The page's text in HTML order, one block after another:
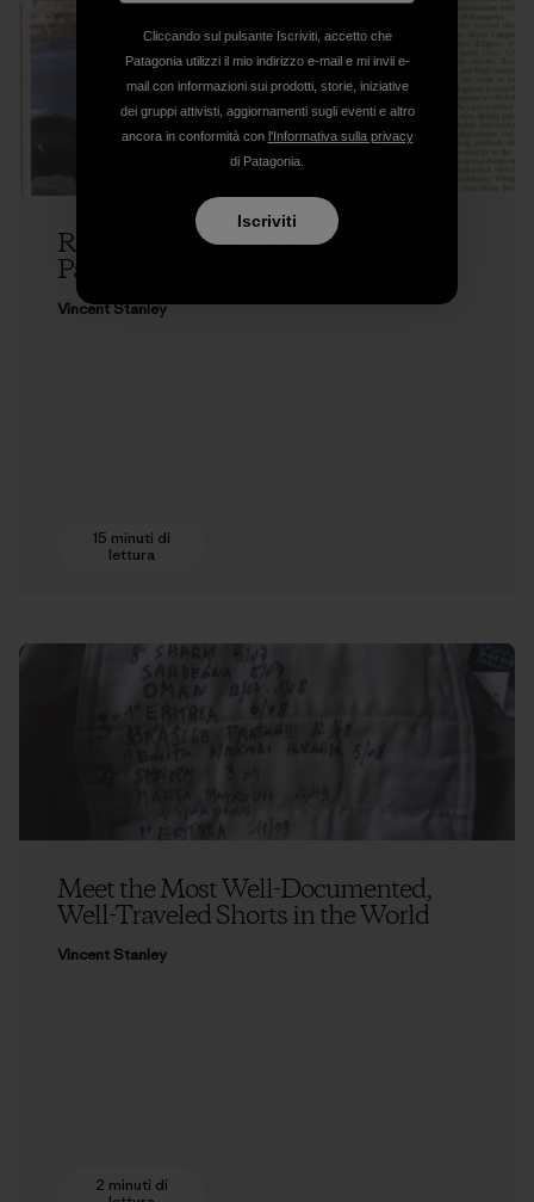
Remembering Patagonia Sales Rep
Paul Marsh
Vincent Stanley
15 minuti di
lettura
Meet the Most Well-Documented,
Well-Traveled Shorts in the World
Vincent Stanley
2 minuti di
Cliccando sul pulsante Iscriviti, accetto che
Patagonia utilizzi il mio indirizzo e-mail e mi invii e-
mail con informazioni sui prodotti, storie, iniziative
dei gruppi attivisti, aggiornamenti sugli eventi e altro
ancora in conformità con l'Informativa sulla privacy
di Patagonia.
Iscriviti